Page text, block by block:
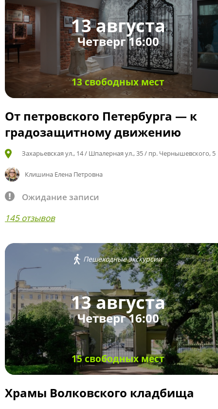
13 августа
Четверг 16:00
13 свободных мест
От петровского Петербурга — к
градозащитному движению
Захарьевская ул., 14 / Шпалерная ул., 35 / пр. Чернышевского, 5
Клишина Елена Петровна
Ожидание записи
145 отзывов
Пешеходные экскурсии
13 августа
Четверг 16:00
15 свободных мест
Храмы Волковского кладбища